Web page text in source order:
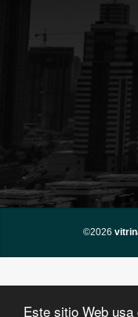
Este sitio Web
©2026